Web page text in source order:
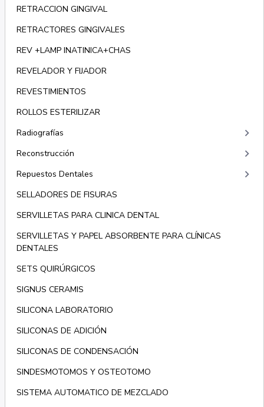
RETRACCION GINGIVAL
RETRACTORES GINGIVALES
REV +LAMP INATINICA+CHAS
REVELADOR Y FIJADOR
REVESTIMIENTOS
ROLLOS ESTERILIZAR
Radiografías
keyboard_arrow_right
Reconstrucción keyboard_arrow_right
Repuestos Dentales keyboard_arrow_right
SELLADORES DE FISURAS
SERVILLETAS PARA CLINICA DENTAL
SERVILLETAS Y PAPEL ABSORBENTE PARA CLÍNICAS
DENTALES
SETS QUIRÚRGICOS
SIGNUS CERAMIS
SILICONA LABORATORIO
SILICONAS DE ADICIÓN
SILICONAS DE CONDENSACIÓN
SINDESMOTOMOS Y OSTEOTOMO
SISTEMA AUTOMATICO DE MEZCLADO